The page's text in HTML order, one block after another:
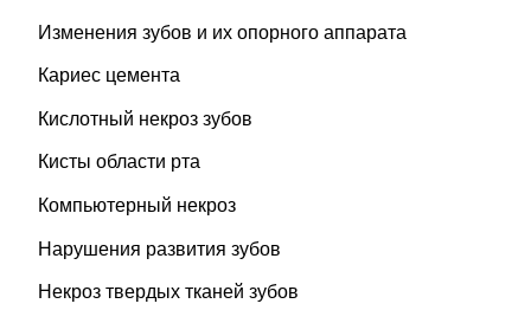
Изменения зубов и их опорного аппарата
Кариес цемента
Кислотный некроз зубов
Кисты области рта
Компьютерный некроз
Нарушения развития зубов
Некроз твердых тканей зубов